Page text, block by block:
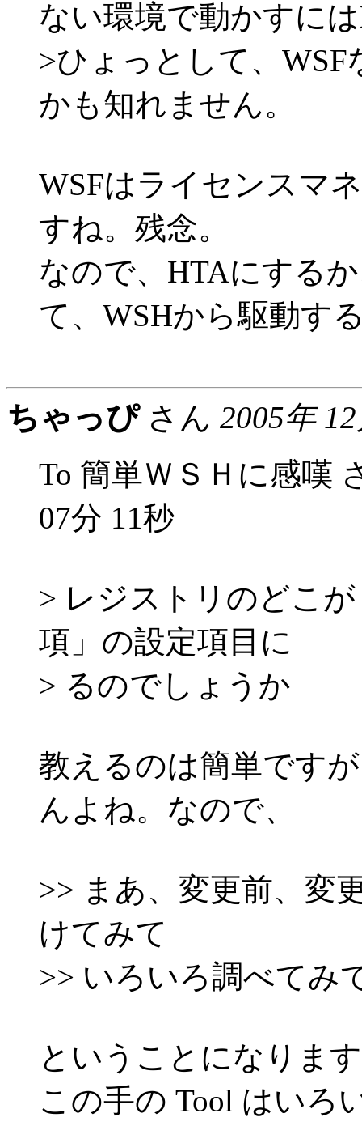
ない環境で動かすに
>ひょっとして、
かも知れません。
WSFはライセンスマ
すね。残念。
なので、HTAにする
て、WSHから駆動す
ちゃっぴさん 2005年
To 簡単ＷＳＨに感嘆
07分 11秒
> レジストリのどこ
項」の設定項目に
> るのでしょうか
教えるのは簡単です
んよね。なので、
>> まあ、変更前、変
けてみて
>> いろいろ調べてみ
ということになりま
この手の Tool はいろ